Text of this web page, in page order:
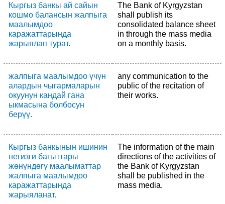
Кыргыз банкы ай сайын
кошмо балансын жалпыга
маалымдоо
каражаттарында
жарыялап турат.
The Bank of Kyrgyzstan
shall publish its
consolidated balance sheet
in through the mass media
on a monthly basis.
жалпыга маалымдоо үчүн
алардын чыгармаларын
окуунун кандай гана
ыкмасына болбосун
берүү.
any communication to the
public of the recitation of
their works.
Кыргыз банкынын ишинин
негизги багыттары
жөнүндөгү маалыматтар
жалпыга маалымдоо
каражаттарында
жарыяланат.
The information of the main
directions of the activities of
the Bank of Kyrgyzstan
shall be published in the
mass media.